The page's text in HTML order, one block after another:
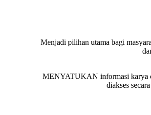
Menjadi pilihan utama bagi
MENYATUKAN informasi karya
diakses